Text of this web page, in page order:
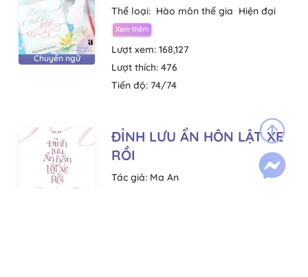
Chuyển ngữ
Thể loại: Hào môn thế gia Hiện đại
Lượt xem: 168,127
Lượt thích: 476
Tiến độ: 74/74
ĐỈNH LƯU ẨN HÔN LẬT XE
RỒI
Tác giả: Ma An